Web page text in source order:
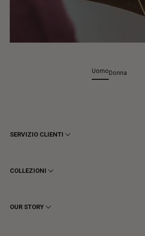
UomoDonna
SERVIZIO CLIENTI
Privacy
Contattaci
COLLEZIONI
Donna
OUR STORY